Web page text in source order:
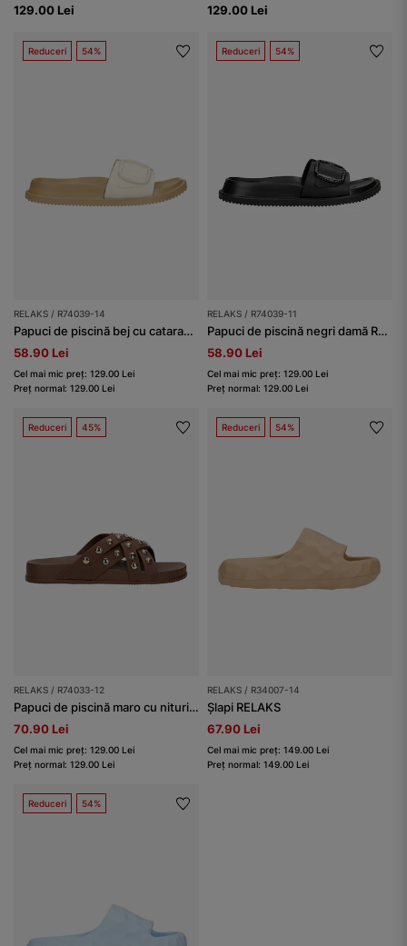
129.00 Lei 129.00 Lei
Reduceri 54%
RELAKS / R74039-14
Papuci de piscină bej cu cataramă RELAKS
58.90 Lei
Cel mai mic preț: 129.00 Lei
Preț normal: 129.00 Lei
Reduceri 54%
RELAKS / R74039-11
Papuci de piscină negri damă RELAKS
58.90 Lei
Cel mai mic preț: 129.00 Lei
Preț normal: 129.00 Lei
Reduceri 45%
RELAKS / R74033-12
Papuci de piscină maro cu nituri aurii RELAKS
70.90 Lei
Cel mai mic preț: 129.00 Lei
Preț normal: 129.00 Lei
Reduceri 54%
RELAKS / R34007-14
Șlapi RELAKS
67.90 Lei
Cel mai mic preț: 149.00 Lei
Preț normal: 149.00 Lei
Reduceri 54%